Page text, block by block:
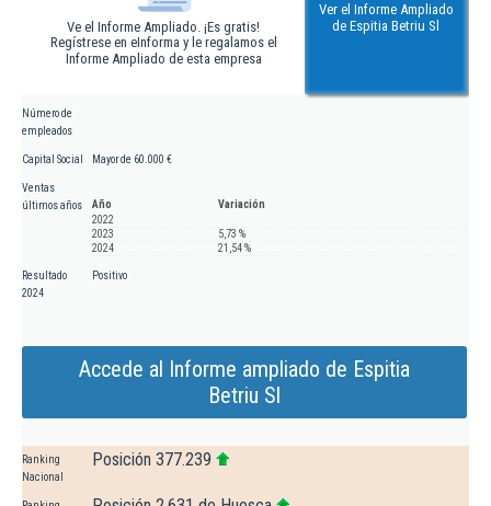
Ve el Informe Ampliado. ¡Es gratis!
Regístrese en eInforma y le regalamos el
Informe Ampliado de esta empresa
Ver el Informe Ampliado
de Espitia Betriu Sl
Número de
empleados
Capital Social Mayor de 60.000 €
Ventas
últimos años
Año
Variación
2022
2023
5,73 %
2024
21,54 %
Resultado
2024
Positivo
Accede al Informe ampliado de Espitia
Betriu Sl
Ranking
Nacional
Posición 377.239